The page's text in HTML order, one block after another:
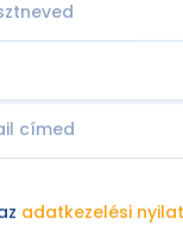
adatkezelési